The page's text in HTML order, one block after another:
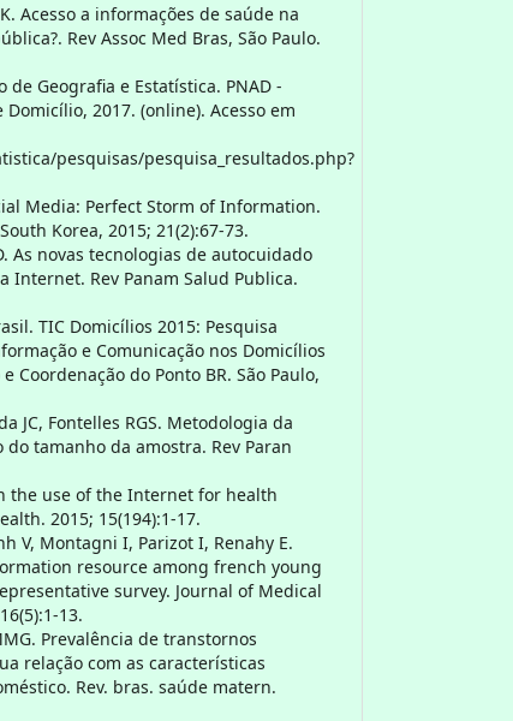
Acesso a informações de saúde na
Rev Assoc Med Bras, São Paulo.
Geografia e Estatística. PNAD -
2017. (online). Acesso em
pesquisas/pesquisa_resultados.php?
Media: Perfect Storm of Information.
Korea, 2015; 21(2):67-73.
As novas tecnologias de autocuidado
Internet. Rev Panam Salud Publica.
TIC Domicílios 2015: Pesquisa
e Comunicação nos Domicílios
Coordenação do Ponto BR. São Paulo,
JC, Fontelles RGS. Metodologia da
tamanho da amostra. Rev Paran
the use of the Internet for health
2015; 15(194):1-17.
V, Montagni I, Parizot I, Renahy E.
resource among french young
survey. Journal of Medical
13.
Prevalência de transtornos
relação com as características
Rev. bras. saúde matern.